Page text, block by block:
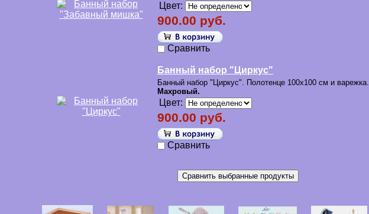
Цвет:
900.00 руб.
Сравнить
Банный набор "Циркус"
Банный набор "Циркус". Полотенце 100х100 см и варежка.
Махровый.
Цвет:
900.00 руб.
Сравнить